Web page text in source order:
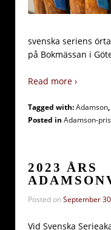
svenska seriens
på Bokmässan i
Read more ›
Tagged with:Adamson,
Posted in Adamson-
2023 ÅRS
Posted onSeptember
Vid Svenska